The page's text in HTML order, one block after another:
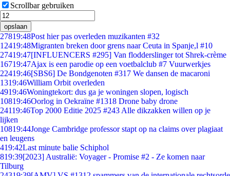
Scrollbar gebruiken
opslaan
27819:48Post hier pas overleden muzikanten #32
12419:48Migranten breken door grens naar Ceuta in Spanje,l #10
27419:47[INFLUENCERS #295] Van flodderslinger tot Shrek-crème
16719:47Ajax is een parodie op een voetbalclub #7 Vuurwerkjes
22419:46[SBS6] De Bondgenoten #317 We dansen de macaroni
1319:46William Orbit overleden
4919:46Woningtekort: dus ga je woningen slopen, logisch
10819:46Oorlog in Oekraïne #1318 Drone baby drone
24119:46Top 2000 Editie 2025 #243 Alle dikzakken willen op je
lijken
10819:44Jonge Cambridge professor stapt op na claims over plagiaat
en leugens
419:42Last minute balie Schiphol
819:39[2023] Australië: Voyager - Promise #2 - Ze komen naar
Tilburg